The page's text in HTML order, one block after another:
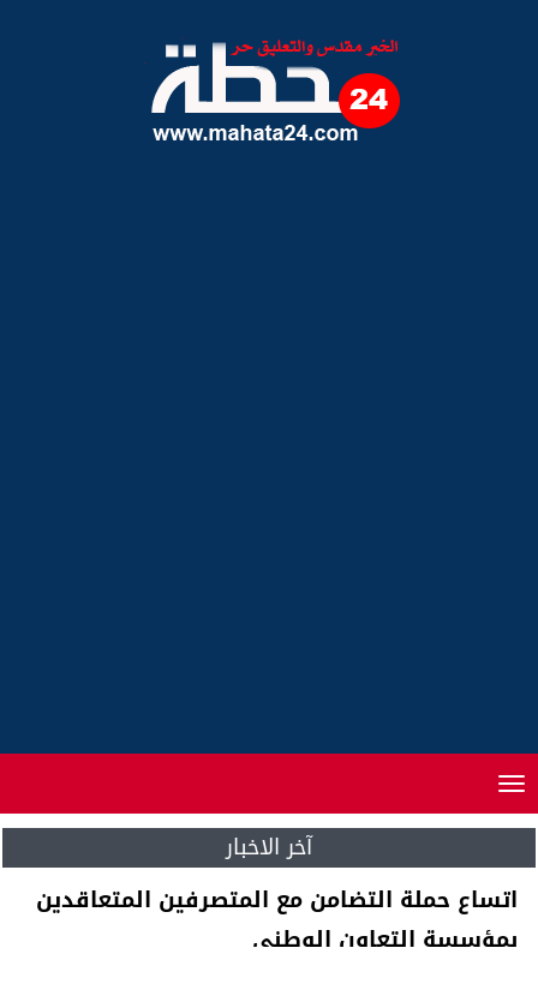
Toggle
navigation
آخر الاخبار
اتساع حملة التضامن مع المتصرفين المتعاقدين
بمؤسسة التعاون الوطني